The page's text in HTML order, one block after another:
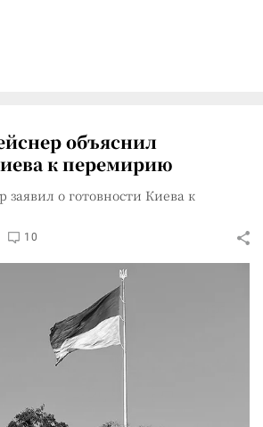
объяснил
к перемирию
о готовности Киева к
10